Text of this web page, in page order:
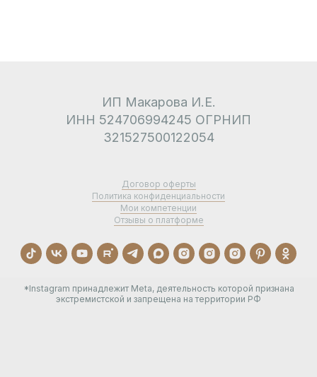
ИП Макарова И.Е.
ИНН 524706994245 ОГРНИП
321527500122054
Договор оферты
Политика конфиденциальности
Мои компетенции
Отзывы о платформе
*Instagram принадлежит Meta, деятельность которой признана
экстремистской и запрещена на территории РФ